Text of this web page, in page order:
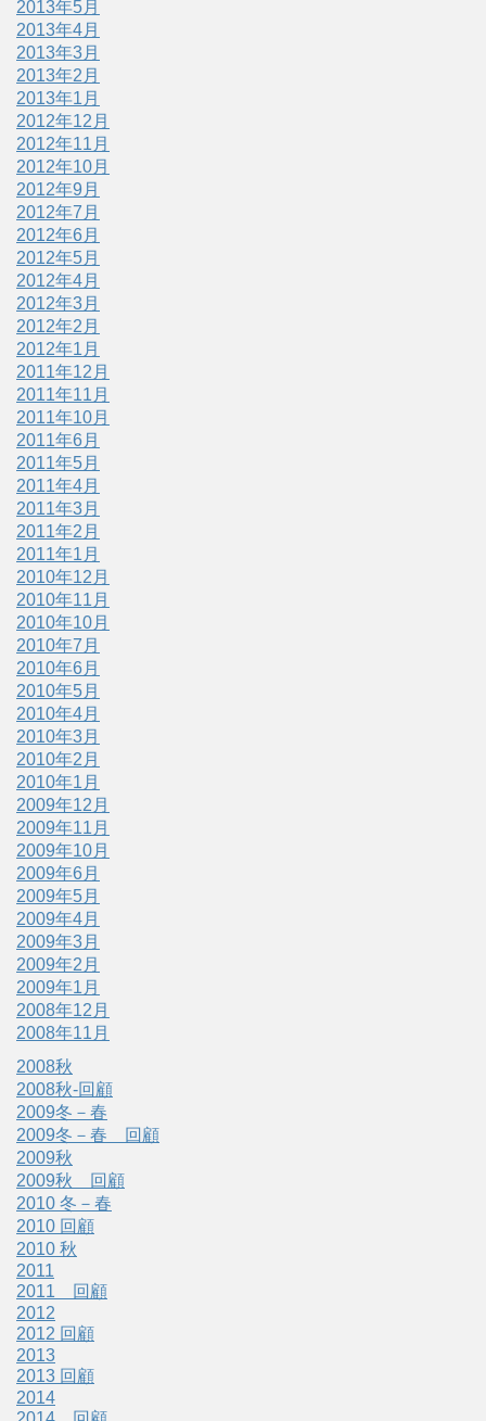
2013年5月
2013年4月
2013年3月
2013年2月
2013年1月
2012年12月
2012年11月
2012年10月
2012年9月
2012年7月
2012年6月
2012年5月
2012年4月
2012年3月
2012年2月
2012年1月
2011年12月
2011年11月
2011年10月
2011年6月
2011年5月
2011年4月
2011年3月
2011年2月
2011年1月
2010年12月
2010年11月
2010年10月
2010年7月
2010年6月
2010年5月
2010年4月
2010年3月
2010年2月
2010年1月
2009年12月
2009年11月
2009年10月
2009年6月
2009年5月
2009年4月
2009年3月
2009年2月
2009年1月
2008年12月
2008年11月
2008秋
2008秋-回顧
2009冬－春
2009冬－春 回顧
2009秋
2009秋 回顧
2010 冬－春
2010 回顧
2010 秋
2011
2011 回顧
2012
2012 回顧
2013
2013 回顧
2014